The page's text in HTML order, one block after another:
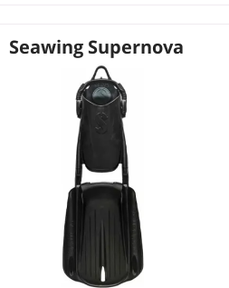
Seawing Supernova